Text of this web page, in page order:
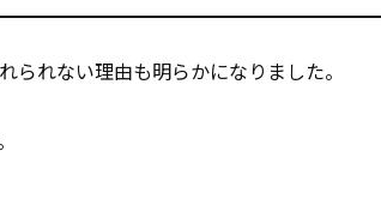
れない理由も明らかになりました。